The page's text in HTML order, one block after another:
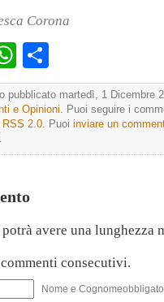
Corona
WhatsApp
pubblicato martedì, 1 Dicembre
e Opinioni . Puoi seguire i
RSS 2.0 . Puoi inviare un
avere una lunghezza
consecutivi.
Nome e